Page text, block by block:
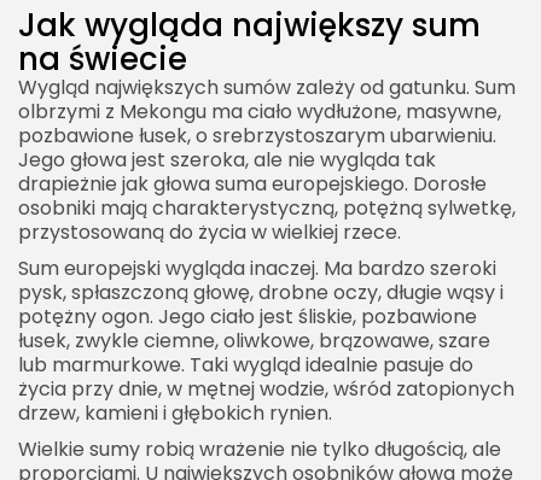
Jak wygląda największy sum
na świecie
Wygląd największych sumów zależy od gatunku. Sum
olbrzymi z Mekongu ma ciało wydłużone, masywne,
pozbawione łusek, o srebrzystoszarym ubarwieniu.
Jego głowa jest szeroka, ale nie wygląda tak
drapieżnie jak głowa suma europejskiego. Dorosłe
osobniki mają charakterystyczną, potężną sylwetkę,
przystosowaną do życia w wielkiej rzece.
Sum europejski wygląda inaczej. Ma bardzo szeroki
pysk, spłaszczoną głowę, drobne oczy, długie wąsy i
potężny ogon. Jego ciało jest śliskie, pozbawione
łusek, zwykle ciemne, oliwkowe, brązowawe, szare
lub marmurkowe. Taki wygląd idealnie pasuje do
życia przy dnie, w mętnej wodzie, wśród zatopionych
drzew, kamieni i głębokich rynien.
Wielkie sumy robią wrażenie nie tylko długością, ale
proporcjami. U największych osobników głowa może